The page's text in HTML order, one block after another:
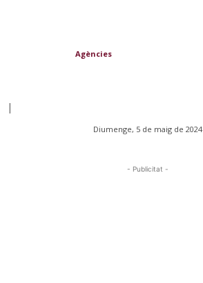
Agències
|
Diumenge, 5 de maig de 2024
- Publicitat -